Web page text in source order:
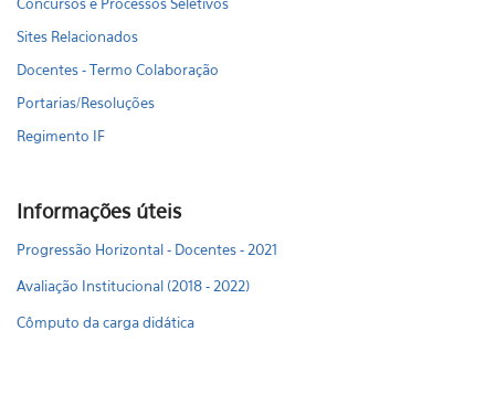
Sites Relacionados
Docentes - Termo Colaboração
Portarias/Resoluções
Regimento IF
Informações úteis
Progressão Horizontal - Docentes - 2021
Avaliação Institucional (2018 - 2022)
Cômputo da carga didática